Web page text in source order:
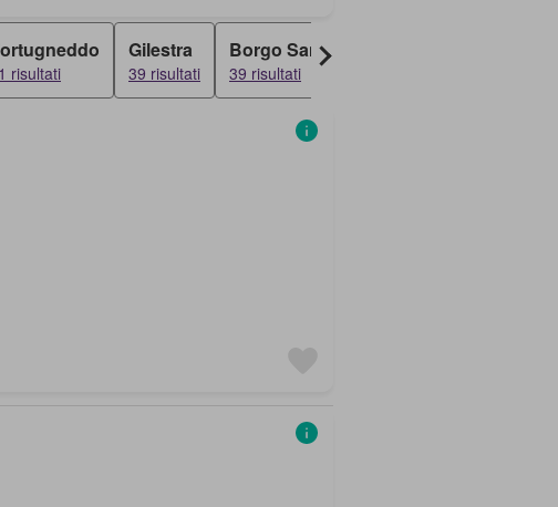
risultati
Gilestra
39 risultati
Borgo San Giacomo
39 risultati